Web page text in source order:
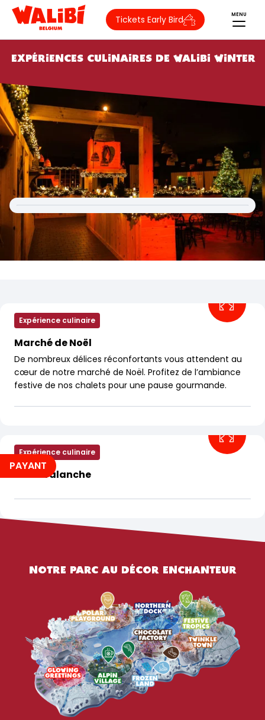
Tickets Early Bird MENU
EXPÉRIENCES CULINAIRES DE WALIBI WINTER
Expérience culinaire
Marché de Noël
De nombreux délices réconfortants vous attendent au
cœur de notre marché de Noël. Profitez de l’ambiance
festive de nos chalets pour une pause gourmande.
PAYANT
Expérience culinaire
Pizz'Avalanche
NOTRE PARC AU DÉCOR ENCHANTEUR